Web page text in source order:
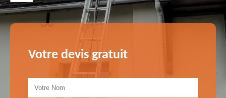
Votre devis gratuit